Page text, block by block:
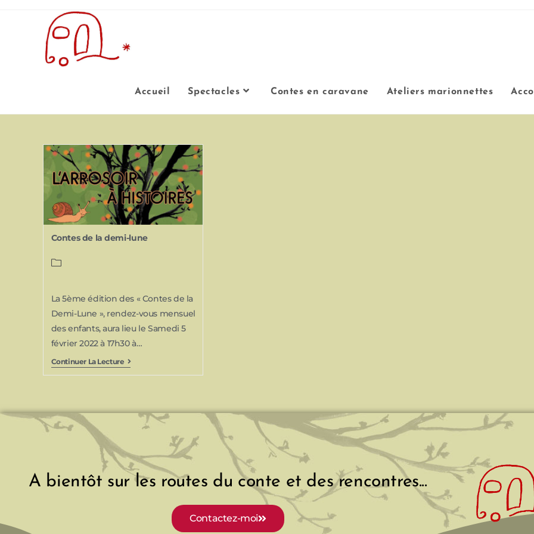
Accueil Spectacles Contes en caravane Ateliers marionnettes
Contes de la demi-lune
La 5ème édition des « Contes de la
Demi-Lune », rendez-vous mensuel
des enfants, aura lieu le Samedi 5
février 2022 à 17h30 à…
Continuer La Lecture
A bientôt sur les routes du conte et des rencontres...
Contactez-moi